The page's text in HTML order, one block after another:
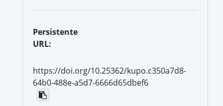
Persistente
URL:
https://doi.org/10.25362/kupo.c350a7d8-
64b0-488e-a5d7-6666d65dbef6